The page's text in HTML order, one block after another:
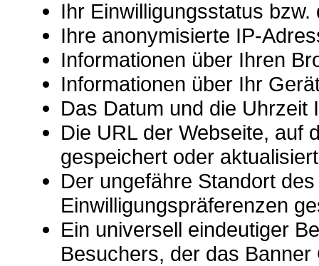
Ihr Einwilligungsstatus
Ihre anonymisierte IP-
Informationen über Ihren
Informationen über Ihr
Das Datum und die Uhrzeit
Die URL der Webseite, auf
gespeichert oder
Der ungefähre Standort
Einwilligungspräferenzen
Ein universell eindeutiger
Besuchers, der das